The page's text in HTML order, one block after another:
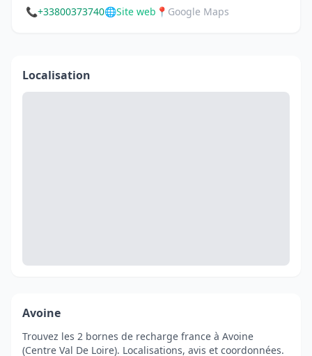
📞+33800373740🌐Site web 📍 Google Maps
Localisation
Avoine
Trouvez les 2 bornes de recharge france à Avoine
(Centre Val De Loire). Localisations, avis et coordonnées.